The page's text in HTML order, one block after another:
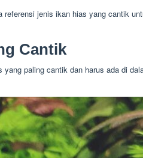
referensi jenis ikan hias yang cantik
Cantik
paling cantik dan harus ada di